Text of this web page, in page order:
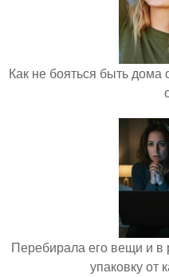
Как не бояться быть
Перебирала его вещи и в
упаковку от